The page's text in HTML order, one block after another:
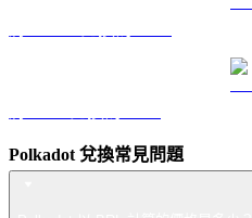
Polkadot 兌換常見問題